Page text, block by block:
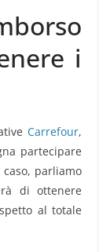
i
Carrefour,
partecipare
parliamo
di ottenere
al totale